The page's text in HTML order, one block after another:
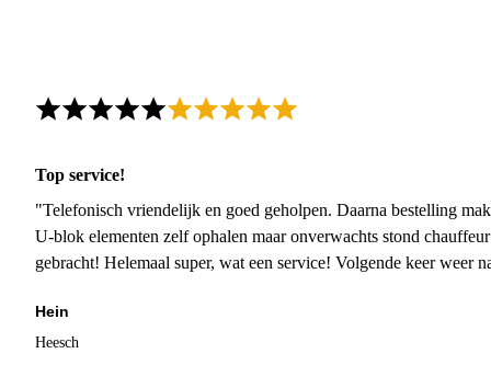
Top service!
"Telefonisch vriendelijk en goed geholpen. Daarna bestelling
U-blok elementen zelf ophalen maar onverwachts stond
gebracht! Helemaal super, wat een service! Volgende keer weer
Hein
Heesch